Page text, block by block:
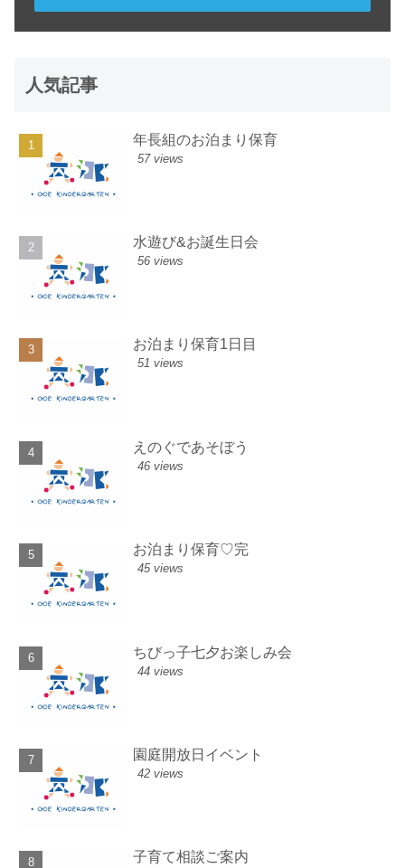
人気記事
年長組のお泊まり保育
57 views
水遊び&お誕生日会
56 views
お泊まり保育1日目
51 views
えのぐであそぼう
46 views
お泊まり保育♡完
45 views
ちびっ子七夕お楽しみ会
44 views
園庭開放日イベント
42 views
子育て相談ご案内